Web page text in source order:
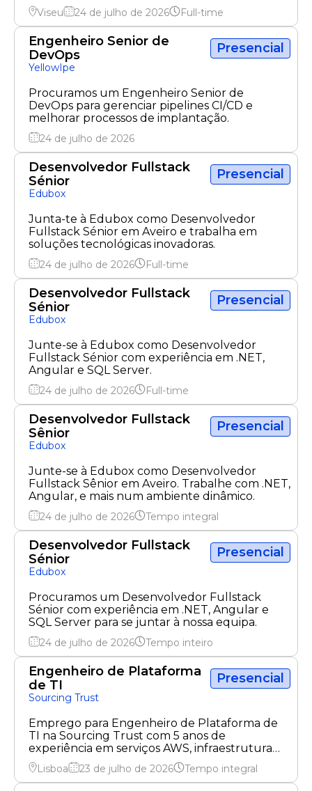
Viseu 24 de julho de 2026 Full-time
Engenheiro Senior de
DevOps
Presencial
YellowIpe
Procuramos um Engenheiro Senior de
DevOps para gerenciar pipelines CI/CD e
melhorar processos de implantação.
24 de julho de 2026
Desenvolvedor Fullstack
Sénior
Presencial
Edubox
Junta-te à Edubox como Desenvolvedor
Fullstack Sénior em Aveiro e trabalha em
soluções tecnológicas inovadoras.
24 de julho de 2026 Full-time
Desenvolvedor Fullstack
Sénior
Presencial
Edubox
Junte-se à Edubox como Desenvolvedor
Fullstack Sénior com experiência em .NET,
Angular e SQL Server.
24 de julho de 2026 Full-time
Desenvolvedor Fullstack
Sênior
Presencial
Edubox
Junte-se à Edubox como Desenvolvedor
Fullstack Sênior em Aveiro. Trabalhe com .NET,
Angular, e mais num ambiente dinâmico.
24 de julho de 2026 Tempo integral
Desenvolvedor Fullstack
Sénior
Presencial
Edubox
Procuramos um Desenvolvedor Fullstack
Sénior com experiência em .NET, Angular e
SQL Server para se juntar à nossa equipa.
24 de julho de 2026 Tempo inteiro
Engenheiro de Plataforma
de TI
Presencial
Sourcing Trust
Emprego para Engenheiro de Plataforma de
TI na Sourcing Trust com 5 anos de
experiência em serviços AWS, infraestrutura
Nutanix e automação.
Lisboa 23 de julho de 2026 Tempo integral